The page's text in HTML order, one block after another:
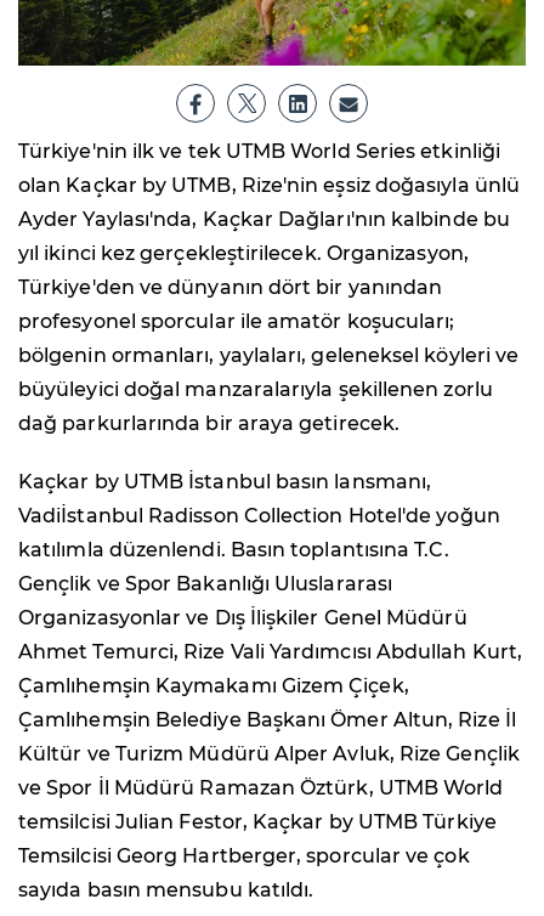
Türkiye'nin ilk ve tek UTMB World Series etkinliği
olan Kaçkar by UTMB, Rize'nin eşsiz doğasıyla ünlü
Ayder Yaylası'nda, Kaçkar Dağları'nın kalbinde bu
yıl ikinci kez gerçekleştirilecek. Organizasyon,
Türkiye'den ve dünyanın dört bir yanından
profesyonel sporcular ile amatör koşucuları;
bölgenin ormanları, yaylaları, geleneksel köyleri ve
büyüleyici doğal manzaralarıyla şekillenen zorlu
dağ parkurlarında bir araya getirecek.
Kaçkar by UTMB İstanbul basın lansmanı,
Vadiİstanbul Radisson Collection Hotel'de yoğun
katılımla düzenlendi. Basın toplantısına T.C.
Gençlik ve Spor Bakanlığı Uluslararası
Organizasyonlar ve Dış İlişkiler Genel Müdürü
Ahmet Temurci, Rize Vali Yardımcısı Abdullah Kurt,
Çamlıhemşin Kaymakamı Gizem Çiçek,
Çamlıhemşin Belediye Başkanı Ömer Altun, Rize İl
Kültür ve Turizm Müdürü Alper Avluk, Rize Gençlik
ve Spor İl Müdürü Ramazan Öztürk, UTMB World
temsilcisi Julian Festor, Kaçkar by UTMB Türkiye
Temsilcisi Georg Hartberger, sporcular ve çok
sayıda basın mensubu katıldı.